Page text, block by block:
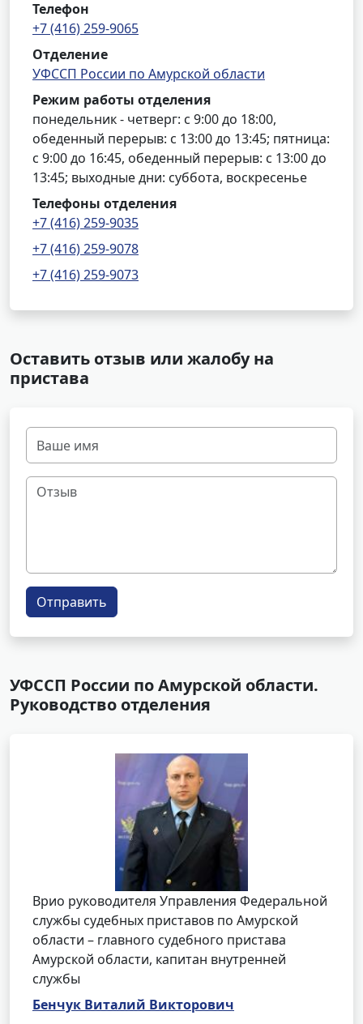
Телефон
+7 (416) 259-9065
Отделение
УФССП России по Амурской области
Режим работы отделения
понедельник - четверг: с 9:00 до 18:00,
обеденный перерыв: с 13:00 до 13:45; пятница:
с 9:00 до 16:45, обеденный перерыв: с 13:00 до
13:45; выходные дни: суббота, воскресенье
Телефоны отделения
+7 (416) 259-9035
+7 (416) 259-9078
+7 (416) 259-9073
Оставить отзыв или жалобу на
пристава
Отправить
УФССП России по Амурской области.
Руководство отделения
Врио руководителя Управления Федеральной
службы судебных приставов по Амурской
области – главного судебного пристава
Амурской области, капитан внутренней
службы
Бенчук Виталий Викторович